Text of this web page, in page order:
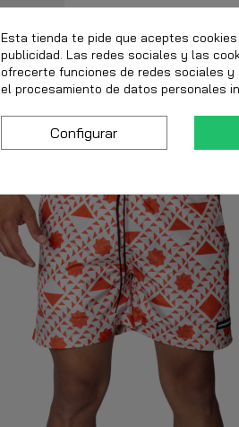
Esta tienda te pide que aceptes
publicidad. Las redes sociales y las
ofrecerte funciones de redes sociales
el procesamiento de datos personales
Configurar